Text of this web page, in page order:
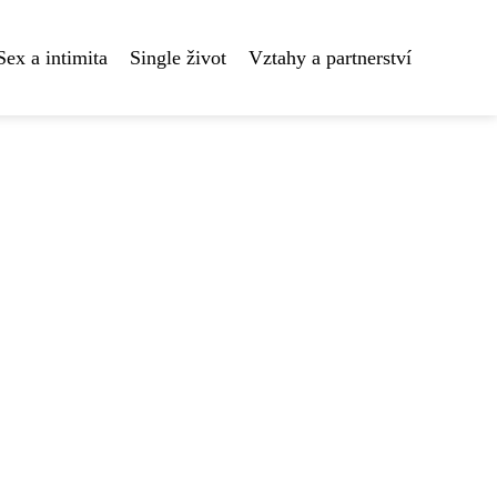
a intimita Single život Vztahy a partnerství